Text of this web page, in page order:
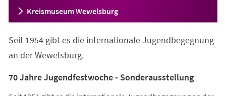
Kreismuseum Wewelsburg
Seit 1954 gibt es die internationale Jugendbegegnung
an der Wewelsburg.
70 Jahre Jugendfestwoche - Sonderausstellung